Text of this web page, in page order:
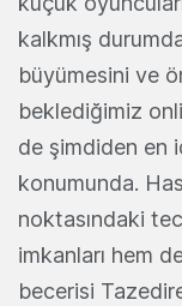
kalkmış
büyümesini ve
beklediğimiz
de şimdiden en
konumunda.
noktasındaki
imkanları hem
becerisi